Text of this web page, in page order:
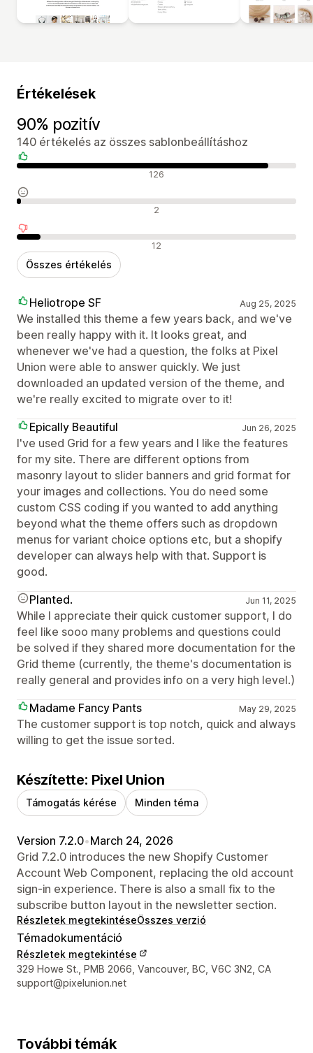
Értékelések
90% pozitív
140 értékelés az összes sablonbeállításhoz
Pozitív értékelések 126
Semleges értékelések 2
Negatív értékelések 12
Összes értékelés
Heliotrope SF Aug 25, 2025
We installed this theme a few years back, and we've
been really happy with it. It looks great, and
whenever we've had a question, the folks at Pixel
Union were able to answer quickly. We just
downloaded an updated version of the theme, and
we're really excited to migrate over to it!
Epically Beautiful
Jun 26, 2025
I've used Grid for a few years and I like the features
for my site. There are different options from
masonry layout to slider banners and grid format for
your images and collections. You do need some
custom CSS coding if you wanted to add anything
beyond what the theme offers such as dropdown
menus for variant choice options etc, but a shopify
developer can always help with that. Support is
good.
Planted.
Jun 11, 2025
While I appreciate their quick customer support, I do
feel like sooo many problems and questions could
be solved if they shared more documentation for the
Grid theme (currently, the theme's documentation is
really general and provides info on a very high level.)
Madame Fancy Pants
May 29, 2025
The customer support is top notch, quick and always
willing to get the issue sorted.
Készítette: Pixel Union
Támogatás kérése Minden téma
Version 7.2.0•March 24, 2026
Grid 7.2.0 introduces the new Shopify Customer
Account Web Component, replacing the old account
sign-in experience. There is also a small fix to the
subscribe button layout in the newsletter section.
Részletek megtekintéseÖsszes verzió
Témadokumentáció
Részletek megtekintése
Dizájner kapcsolattartási adatai
329 Howe St., PMB 2066, Vancouver, BC, V6C 3N2, CA
support@pixelunion.net
További témák